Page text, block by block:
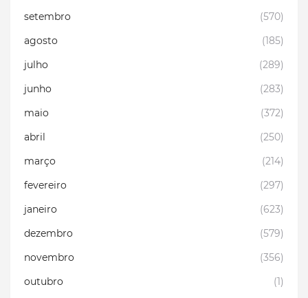
setembro
(570)
agosto
(185)
julho
(289)
junho
(283)
maio
(372)
abril
(250)
março
(214)
fevereiro
(297)
janeiro
(623)
dezembro
(579)
novembro
(356)
outubro
(1)